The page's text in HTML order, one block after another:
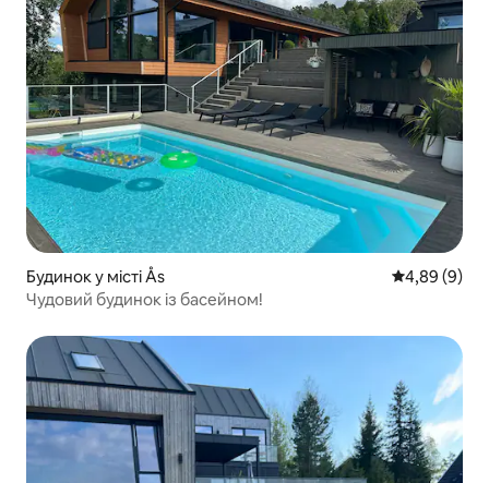
Будинок у місті Ås Середня
4,89 (9)
Чудовий будинок із басейном!